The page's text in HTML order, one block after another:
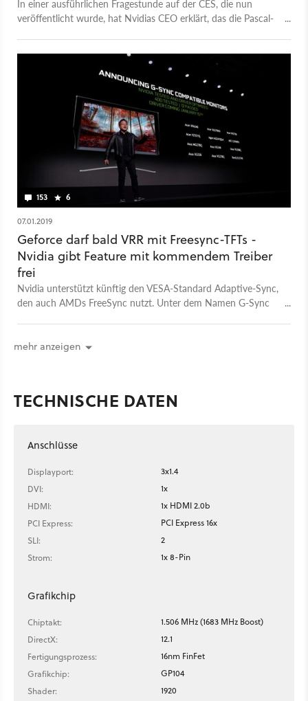
In einer ausführlichen Fragestunde auf der CES, die nun
veröffentlicht wurde, hat Nvidias CEO erklärt, das die Pascal-
153 6
07.01.2019
Geforce darf bald VRR mit Freesync-TFTs -
Nvidia gibt Feature mit kommendem Treiber
frei
Nvidia unterstützt künftig den VESA-Standard Adaptive-Sync,
den auch AMDs FreeSync nutzt. Unter dem Namen G-Sync
mehr anzeigen
TECHNISCHE DATEN
Anschlüsse
Displayport:
3x1.4
DVI:
1x
HDMI:
1x HDMI 2.0b
PCI Express:
PCI Express 16x
SLI:
2
Strom:
1x 8-Pin
Grafikchip
Chiptakt:
1.506 MHz (1683 MHz Boost)
DirectX:
12.1
Fertigungsprozess:
16nm FinFet
Grafikchip:
GP104
Shader:
1920